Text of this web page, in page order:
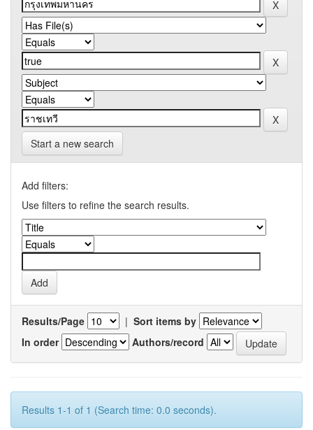
Start a new search
Add filters:
Use filters to refine the search results.
Results/Page | Sort items by
In order
Authors/record
Results 1-1 of 1 (Search time: 0.0 seconds).